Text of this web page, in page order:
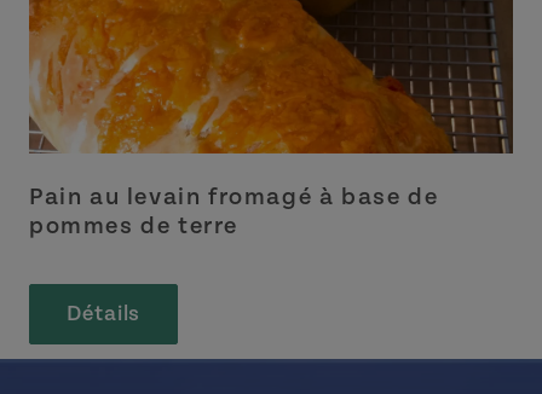
Pain au levain fromagé à base de
pommes de terre
Détails